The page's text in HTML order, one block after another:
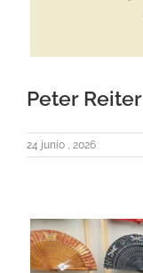
Peter Reiter
24 junio , 2026